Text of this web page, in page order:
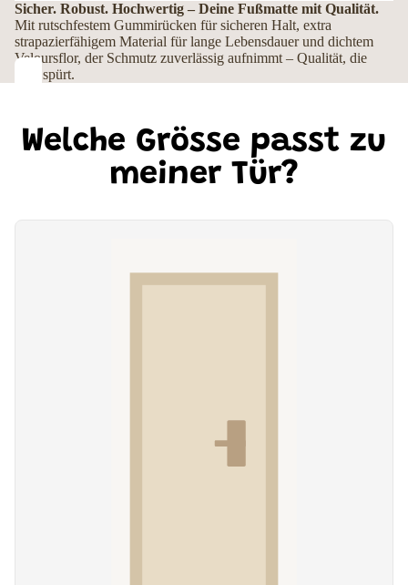
Sicher. Robust. Hochwertig – Deine Fußmatte mit Qualität.
Mit rutschfestem Gummirücken für sicheren Halt, extra
strapazierfähigem Material für lange Lebensdauer und dichtem
Veloursflor, der Schmutz zuverlässig aufnimmt – Qualität, die
man spürt.
Welche Grösse passt zu
meiner Tür?